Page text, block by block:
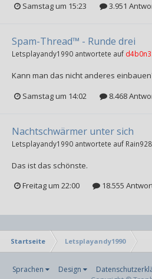
Samstag um 15:23
3.951
Spam-Thread™ - Runde drei
Letsplayandy1990 antwortete auf
Kann man das nicht anderes
Samstag um 14:02
8.468
Nachtschwärmer unter sich
Letsplayandy1990 antwortete auf
Das ist das schönste.
Freitag um 22:00
18.555
Startseite Letsplayandy1990
Sprachen Design